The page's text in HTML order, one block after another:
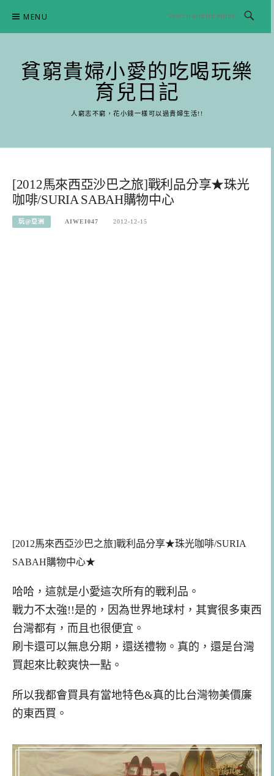
content
MENU
貧窮貴婦小愛的吃喝玩樂
育兒日記
人窮志不窮，花小錢一樣可以過貴婦生活!!
[2012馬來西亞沙巴之旅]戰利品分享★珠光
咖啡/SURIA SABAH購物中心
玩@亞洲 AIWEI047 2012-12-15
[2012馬來西亞沙巴之旅]戰利品分享★珠光咖啡/SURIA
SABAH購物中心★
哈哈，這就是小愛這次所有的戰利品。
戰力不太強!!是的，因為世界地球村，其實很多東西
台灣都有，而且也很便宜。
刷卡還可以無息分期， 還送禮物。真的，還是台灣
買起來比較爽快一點。
所以我都會買具有當地特色&真的比台灣物美價廉
的東西買。